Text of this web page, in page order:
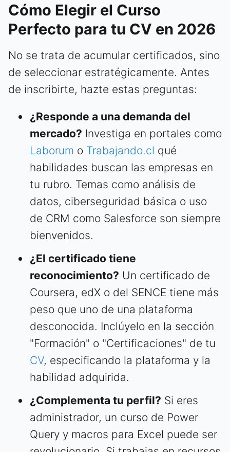
Cómo Elegir el Curso
Perfecto para tu CV en 2026
No se trata de acumular certificados, sino
de seleccionar estratégicamente. Antes
de inscribirte, hazte estas preguntas:
¿Responde a una demanda del
mercado? Investiga en portales como
Laborum o Trabajando.cl qué
habilidades buscan las empresas en
tu rubro. Temas como análisis de
datos, ciberseguridad básica o uso
de CRM como Salesforce son siempre
bienvenidos.
¿El certificado tiene
reconocimiento? Un certificado de
Coursera, edX o del SENCE tiene más
peso que uno de una plataforma
desconocida. Inclúyelo en la sección
"Formación" o "Certificaciones" de tu
CV, especificando la plataforma y la
habilidad adquirida.
¿Complementa tu perfil? Si eres
administrador, un curso de Power
Query y macros para Excel puede ser